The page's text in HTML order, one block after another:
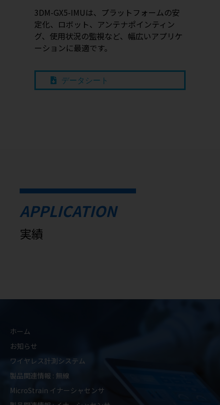
3DM-GX5-IMUは、プラットフォームの安
定化、ロボット、アンテナポインティン
グ、使用状況の監視など、幅広いアプリケ
ーションに最適です。
データシート
APPLICATION
実績
ホーム
お知らせ
ワイヤレス計測システム
製品関連情報 : 無線
MicroStrain イナーシャセンサ